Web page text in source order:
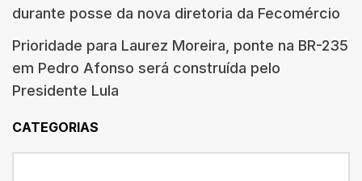
durante posse da nova diretoria da Fecomércio
Prioridade para Laurez Moreira, ponte na BR-235
em Pedro Afonso será construída pelo
Presidente Lula
CATEGORIAS